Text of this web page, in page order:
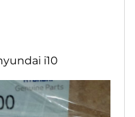
i10